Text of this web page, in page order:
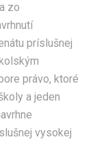
zo
príslušnej
právo, ktoré
a jeden
vysokej